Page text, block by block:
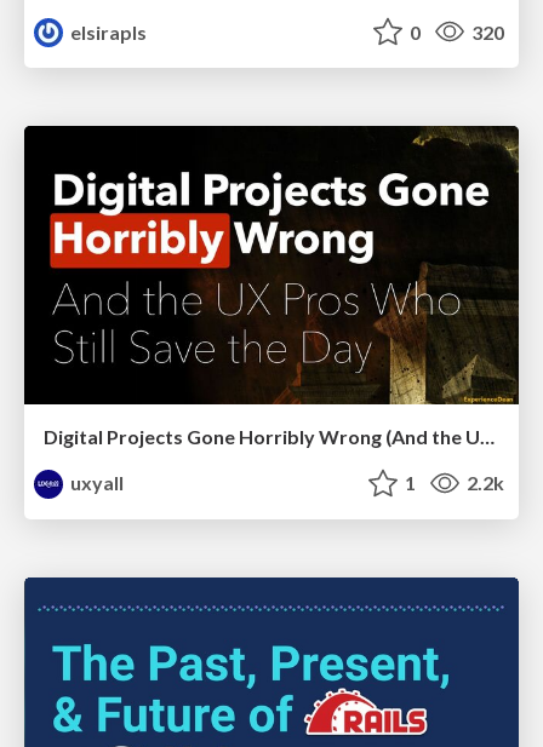
elsirapls
0 320
Digital Projects Gone Horribly Wrong (And the UX Pros Who Still Save the Day) - Dean Schuster
uxyall
1 2.2k